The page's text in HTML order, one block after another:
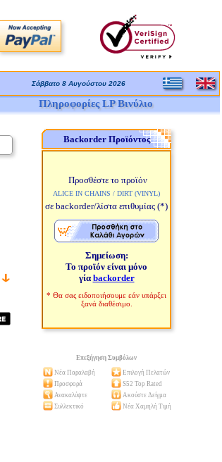
Σάββατο 8 Αυγούστου 2026
Πληροφορίες LP Βινύλιο
Backorder Προϊόντος
Προσθέστε το προϊόν
ALICE IN CHAINS / DIRT (VINYL)
σε backorder/λίστα επιθυμίας (*)
Σημείωση:
Το προϊόν είναι μόνο
γία backorder
* Θα σας ειδοποιήσουμε εάν υπάρξει
ξανά διαθέσιμο.
Επεξήγηση Συμβόλων
Νέα Παραλαβή
Επιλογή Πελατών
Προσφορά
S52 Top Rated
Ανακαλύψτε
Ακούστε Δείγμα
Συλλεκτικό
Νέα Χαμηλή Τιμή